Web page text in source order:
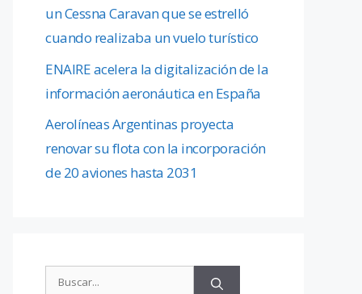
un Cessna Caravan que se estrelló
cuando realizaba un vuelo turístico
ENAIRE acelera la digitalización de la
información aeronáutica en España
Aerolíneas Argentinas proyecta
renovar su flota con la incorporación
de 20 aviones hasta 2031